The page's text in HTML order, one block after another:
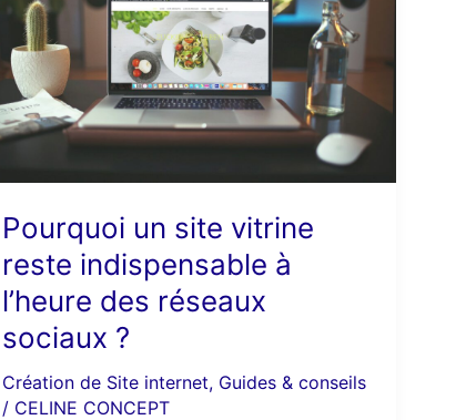
Pourquoi un site vitrine
reste indispensable à
l’heure des réseaux
sociaux ?
Création de Site internet, Guides & conseils
/ CELINE CONCEPT
vitrine
reste
indispensable
à
l’heure
sociaux
?